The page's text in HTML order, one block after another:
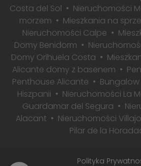
Costa del Sol
Nieruchomości
morzem
Mieszkania na
Nieruchomości Calpe
Domy Benidorm
Domy Orihuela Costa
Alicante domy z basenem
Penthouse Alicante
Hiszpanii
Nieruchomości La
Guardamar del Segura
Alacant
Nieruchomości
Pilar de la
Polityka